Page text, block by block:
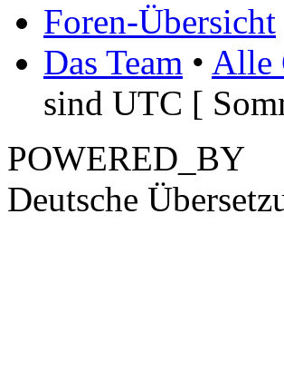
Foren-Übersicht
Das Team • Alle
sind UTC [
POWERED_BY
Deutsche